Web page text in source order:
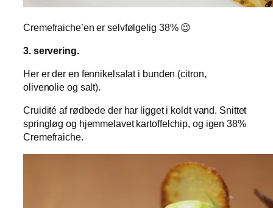
Cremefraiche’en er selvfølgelig 38% 😉
3. servering.
Her er der en fennikelsalat i bunden (citron,
olivenolie og salt).
Cruidité af rødbede der har ligget i koldt vand. Snittet
springløg og hjemmelavet kartoffelchip, og igen 38%
Cremefraiche.